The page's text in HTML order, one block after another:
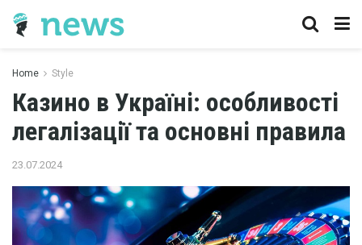
Home Style
Казино в Україні: особливості
легалізації та основні правила
23.07.2024